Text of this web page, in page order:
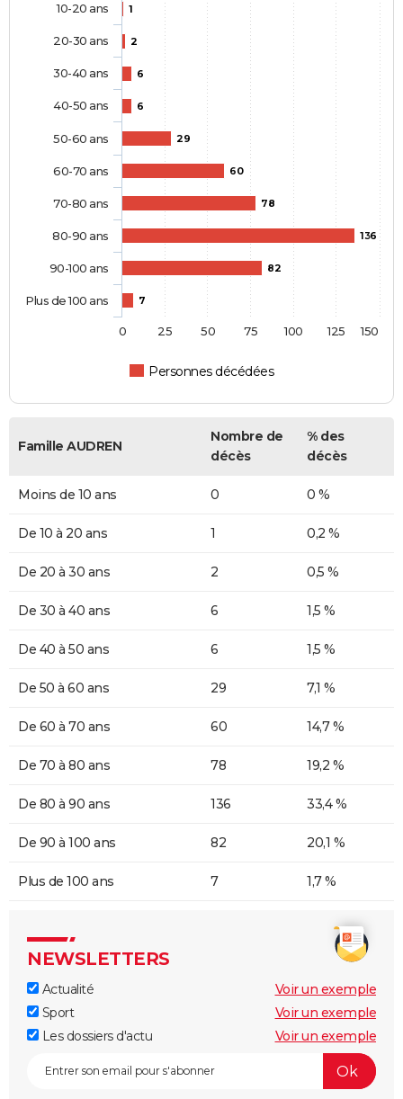
1
2
6
6
29
60
78
136
82
7
Personnes décédées
10-20 ans
20-30 ans
30-40 ans
40-50 ans
50-60 ans
60-70 ans
70-80 ans
80-90 ans
90-100 ans
Plus de 100 ans
0 25 50 75 100 125 150
Famille AUDREN
Nombre de
décès
% des
décès
Moins de 10 ans 0 0 %
De 10 à 20 ans 1 0,2 %
De 20 à 30 ans 2 0,5 %
De 30 à 40 ans 6 1,5 %
De 40 à 50 ans 6 1,5 %
De 50 à 60 ans 29 7,1 %
De 60 à 70 ans 60 14,7 %
De 70 à 80 ans 78 19,2 %
De 80 à 90 ans 136 33,4 %
De 90 à 100 ans 82 20,1 %
Plus de 100 ans 7 1,7 %
NEWSLETTERS
Actualité
Voir un exemple
Sport
Voir un exemple
Les dossiers d'actu
Voir un exemple